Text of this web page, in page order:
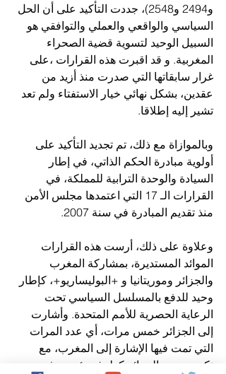
و2494 و2548)، جددت التأكيد على أن الحل
السياسي والواقعي والعملي والتوافقي هو
السبيل الوحيد لتسوية قضية الصحراء
المغربية. و قد اقبرت هذه القرارات ،على
غرار سابقاتها التي صدرت منذ أزيد من
عقدين، بشكل نهائي خيار الاستفتاء ولم تعد
تشير إليه إطلاقا.
وبالموازاة مع ذلك، تم تجديد التأكيد على
أولوية مبادرة الحكم الذاتي، في إطار
السيادة والوحدة الترابية للمملكة، في
القرارات الـ 17 التي اعتمدها مجلس الأمن
منذ تقديم المبادرة في سنة 2007.
وعلاوة على ذلك، أرست هذه القرارات
الموائد المستديرة، بمشاركة المغرب
والجزائر وموريتانيا و +البوليساريو+، كإطار
وحيد للدفع بالمسلسل السياسي تحت
الرعاية الحصرية للأمم المتحدة. وأشارت
إلى الجزائر خمس مرات، أي عدد المرات
التي تمت فيها الإشارة إلى المغرب، مع
تكريس دور الجزائر كطرف رئيسي في